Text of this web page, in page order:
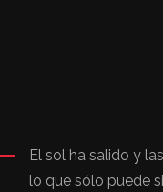
El sol ha salido y
lo que sólo puede